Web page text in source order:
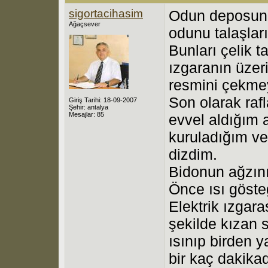
sigortacihasim
Ağaçsever
Giriş Tarihi: 18-09-2007
Şehir: antalya
Mesajlar: 85
Odun
odunu
Bunları çelik
ızgaranın
resmini
Son olarak
evvel aldığım
kuruladığım
dizdim.
Bidonun
Önce ısı
Elektrik
şekilde kızan
ısınıp birden
bir kaç